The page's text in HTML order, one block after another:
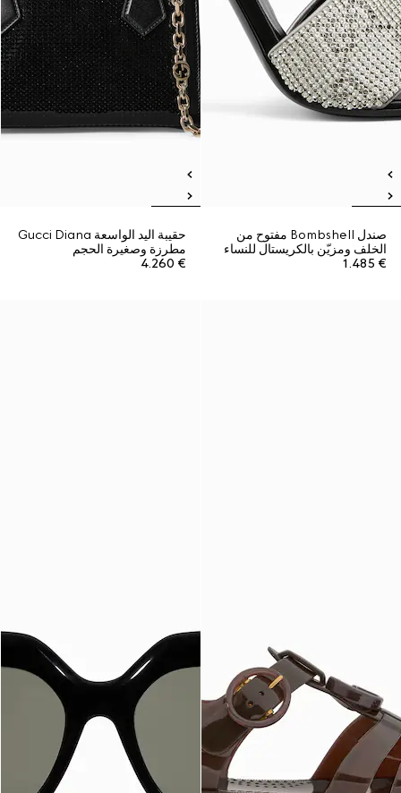
صندل Bombshell مفتوح من
الخلف ومزيّن بالكريستال للنساء
€ 1.485
حقيبة اليد الواسعة Gucci Diana
مطرزة وصغيرة الحجم
€ 4.260